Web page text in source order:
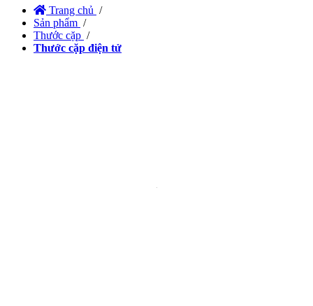
Trang chủ /
Sản phẩm /
Thước cặp /
Thước cặp điện tử